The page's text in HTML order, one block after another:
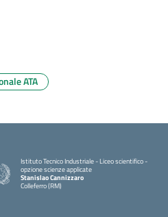
ATA
Istituto Tecnico Industriale - Liceo scientifico -
opzione scienze applicate
Stanislao Cannizzaro
Colleferro (RM)